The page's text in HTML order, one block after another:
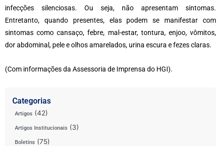
infecções silenciosas. Ou seja, não apresentam sintomas.
Entretanto, quando presentes, elas podem se manifestar com
sintomas como cansaço, febre, mal-estar, tontura, enjoo, vômitos,
dor abdominal, pele e olhos amarelados, urina escura e fezes claras.
(Com informações da Assessoria de Imprensa do HGI).
Categorias
Artigos (42)
Artigos Institucionais (3)
Boletins (75)